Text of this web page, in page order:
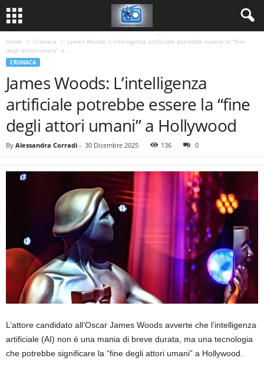
Home Cronaca
James Woods: L’intelligenza artificiale potrebbe essere la “fine
degli attori umani” a...
CRONACA
James Woods: L’intelligenza
artificiale potrebbe essere la “fine
degli attori umani” a Hollywood
By Alessandra Corradi - 30 Dicembre 2025 136 0
L’attore candidato all’Oscar James Woods avverte che l’intelligenza
artificiale (AI) non è una mania di breve durata, ma una tecnologia
che potrebbe significare la “fine degli attori umani” a Hollywood.